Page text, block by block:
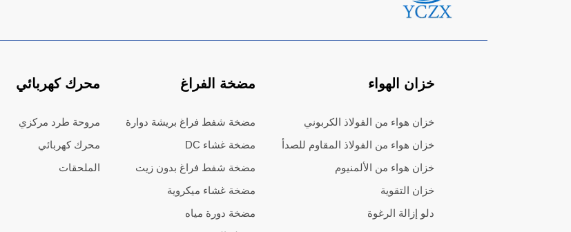
خزان الهواء
خزان هواء من الفولاذ الكربوني
خزان هواء من الفولاذ المقاوم للصدأ
خزان هواء من الألمنيوم
خزان التقوية
دلو إزالة الرغوة
مضخة الفراغ
مضخة شفط فراغ بريشة دوارة
مضخة غشاء DC
مضخة شفط فراغ بدون زيت
مضخة غشاء ميكروية
مضخة دورة مياه
محرك كهربائي
مروحة طرد مركزي
محرك كهربائي
الملحقات